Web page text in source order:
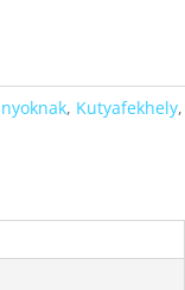
, Kutyafekhely,